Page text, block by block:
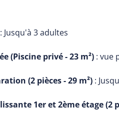
: Jusqu'à 3 adultes
(Piscine privé - 23 m²) : vue
(2 pièces - 29 m²) :
1er et 2ème étage (2